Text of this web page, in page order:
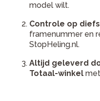
model wilt.
Controle op
framenummer en
StopHeling.nl.
Altijd geleverd
Totaal-winkel